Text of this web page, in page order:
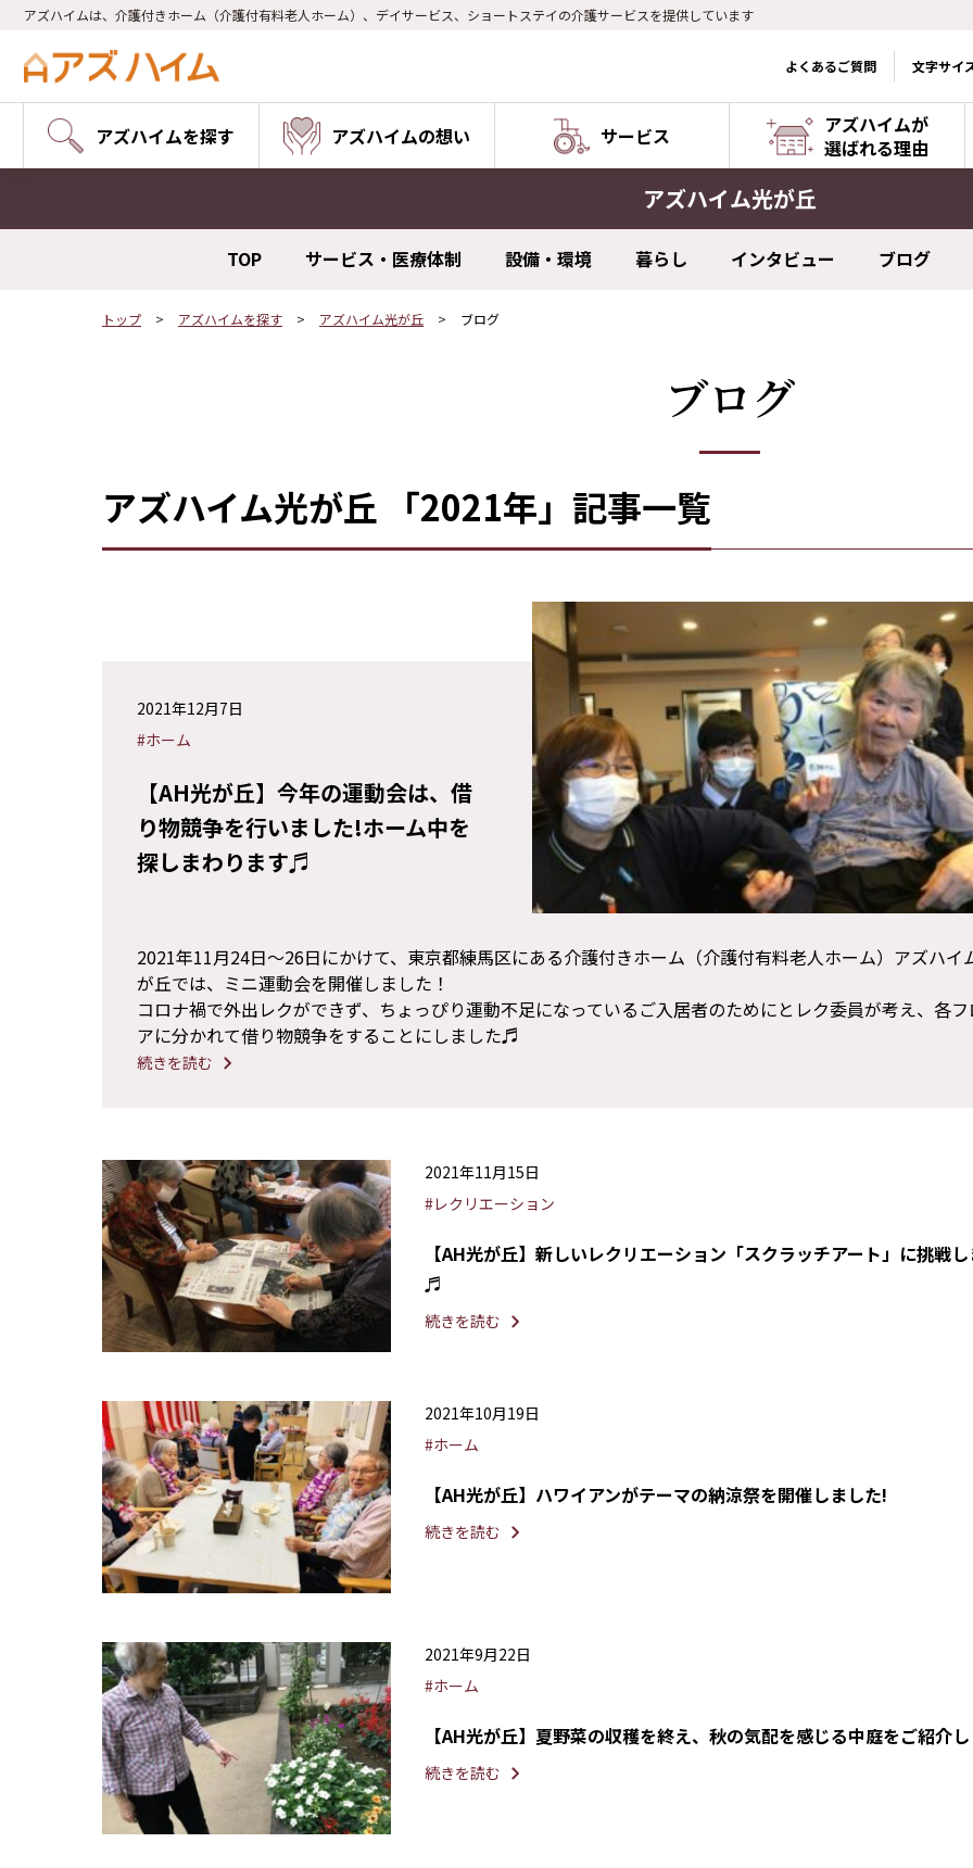
アズハイムは、介護付きホーム（介護付有料老人ホーム）、デイサービス、ショートステイの介護サービスを提供しています
よくあるご質問 文字サイ
アズハイムを探す アズハイムの想い サービス
アズハイムが
選ばれる理由
アズハイム光が丘
TOP サービス・医療体制 設備・環境 暮らし インタビュー ブログ
トップ アズハイムを探す アズハイム光が丘 ブログ
ブログ
アズハイム光が丘 「2021年」記事一覧
2021年12月7日
#ホーム
【AH光が丘】今年の運動会は、借
り物競争を行いました!ホーム中を
探しまわります♬
2021年11月24日〜26日にかけて、東京都練馬区にある介護付きホーム（介護付有料老人ホーム）アズハイ
が丘では、ミニ運動会を開催しました！
コロナ禍で外出レクができず、ちょっぴり運動不足になっているご入居者のためにとレク委員が考え、各
アに分かれて借り物競争をすることにしました♬
続きを読む
2021年11月15日
#レクリエーション
【AH光が丘】新しいレクリエーション「スクラッチアート」に挑戦
♬
続きを読む
2021年10月19日
#ホーム
【AH光が丘】ハワイアンがテーマの納涼祭を開催しました!
続きを読む
2021年9月22日
#ホーム
【AH光が丘】夏野菜の収穫を終え、秋の気配を感じる中庭をご紹介
続きを読む